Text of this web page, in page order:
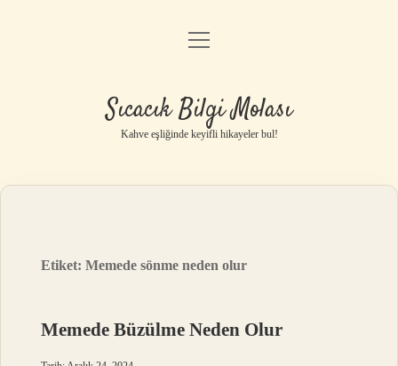
Anasayfa
Yasal Uyarı
menüyü
Sıcacık Bilgi Molası
Kahve eşliğinde keyifli hikayeler bul!
Etiket:Memede sönme neden olur
Memede Büzülme Neden Olur